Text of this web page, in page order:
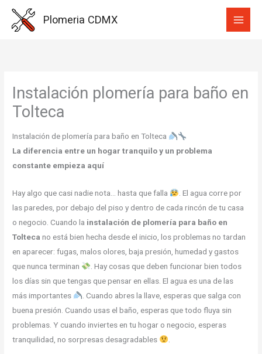
Plomeria CDMX
Instalación plomería para baño en
Tolteca
Instalación de plomería para baño en Tolteca
La diferencia entre un hogar tranquilo y un problema
constante empieza aquí
Hay algo que casi nadie nota… hasta que falla
. El agua corre por
las paredes, por debajo del piso y dentro de cada rincón de tu casa
o negocio. Cuando la instalación de plomería para baño en
Tolteca no está bien hecha desde el inicio, los problemas no tardan
en aparecer: fugas, malos olores, baja presión, humedad y gastos
que nunca terminan
. Hay cosas que deben funcionar bien todos
los días sin que tengas que pensar en ellas. El agua es una de las
más importantes
. Cuando abres la llave, esperas que salga con
buena presión. Cuando usas el baño, esperas que todo fluya sin
problemas. Y cuando inviertes en tu hogar o negocio, esperas
tranquilidad, no sorpresas desagradables